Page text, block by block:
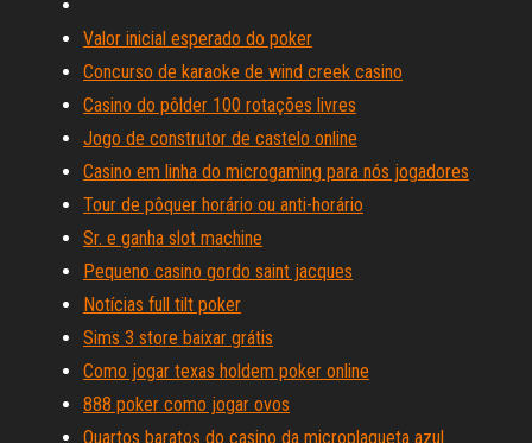
Valor inicial esperado do poker
Concurso de karaoke de wind creek casino
Casino do pôlder 100 rotações livres
Jogo de construtor de castelo online
Casino em linha do microgaming para nós jogadores
Tour de pôquer horário ou anti-horário
Sr. e ganha slot machine
Pequeno casino gordo saint jacques
Notícias full tilt poker
Sims 3 store baixar grátis
Como jogar texas holdem poker online
888 poker como jogar ovos
Quartos baratos do casino da microplaqueta azul